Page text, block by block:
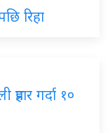
रिहा
गर्दा १०